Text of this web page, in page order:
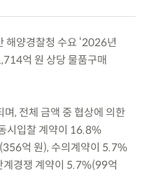
양경찰청 수요 ‘2026년
억 원 상당 물품구매
, 전체 금액 중 협상에 의한
시입찰 계약이 16.8%
억 원), 수의계약이 5.7%
계경쟁 계약이 5.7%(99억